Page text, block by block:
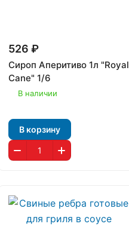
526 ₽
Сироп Аперитиво 1л "Royal
Cane" 1/6
В наличии
В корзину